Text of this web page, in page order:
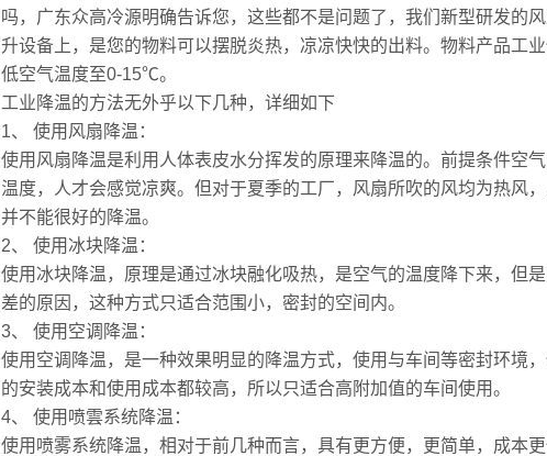
吗，广东众高冷源明确告诉您，这些都不是问题了，我们新型研发的
升设备上，是您的物料可以摆脱炎热，凉凉快快的出料。物料产品工
低空气温度至0-15℃。
工业降温的方法无外乎以下几种，详细如下
1、 使用风扇降温：
使用风扇降温是利用人体表皮水分挥发的原理来降温的。前提条件空
温度，人才会感觉凉爽。但对于夏季的工厂，风扇所吹的风均为热风
并不能很好的降温。
2、 使用冰块降温：
使用冰块降温，原理是通过冰块融化吸热，是空气的温度降下来，但
差的原因，这种方式只适合范围小，密封的空间内。
3、 使用空调降温：
使用空调降温，是一种效果明显的降温方式，使用与车间等密封环境
的安装成本和使用成本都较高，所以只适合高附加值的车间使用。
4、 使用喷雲系统降温：
使用喷雾系统降温，相对于前几种而言，具有更方便，更简单，成本